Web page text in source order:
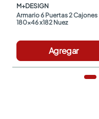
M+DESIGN
Armario 6 Puertas 2 Cajones
180x46 x182 Nuez
Agregar